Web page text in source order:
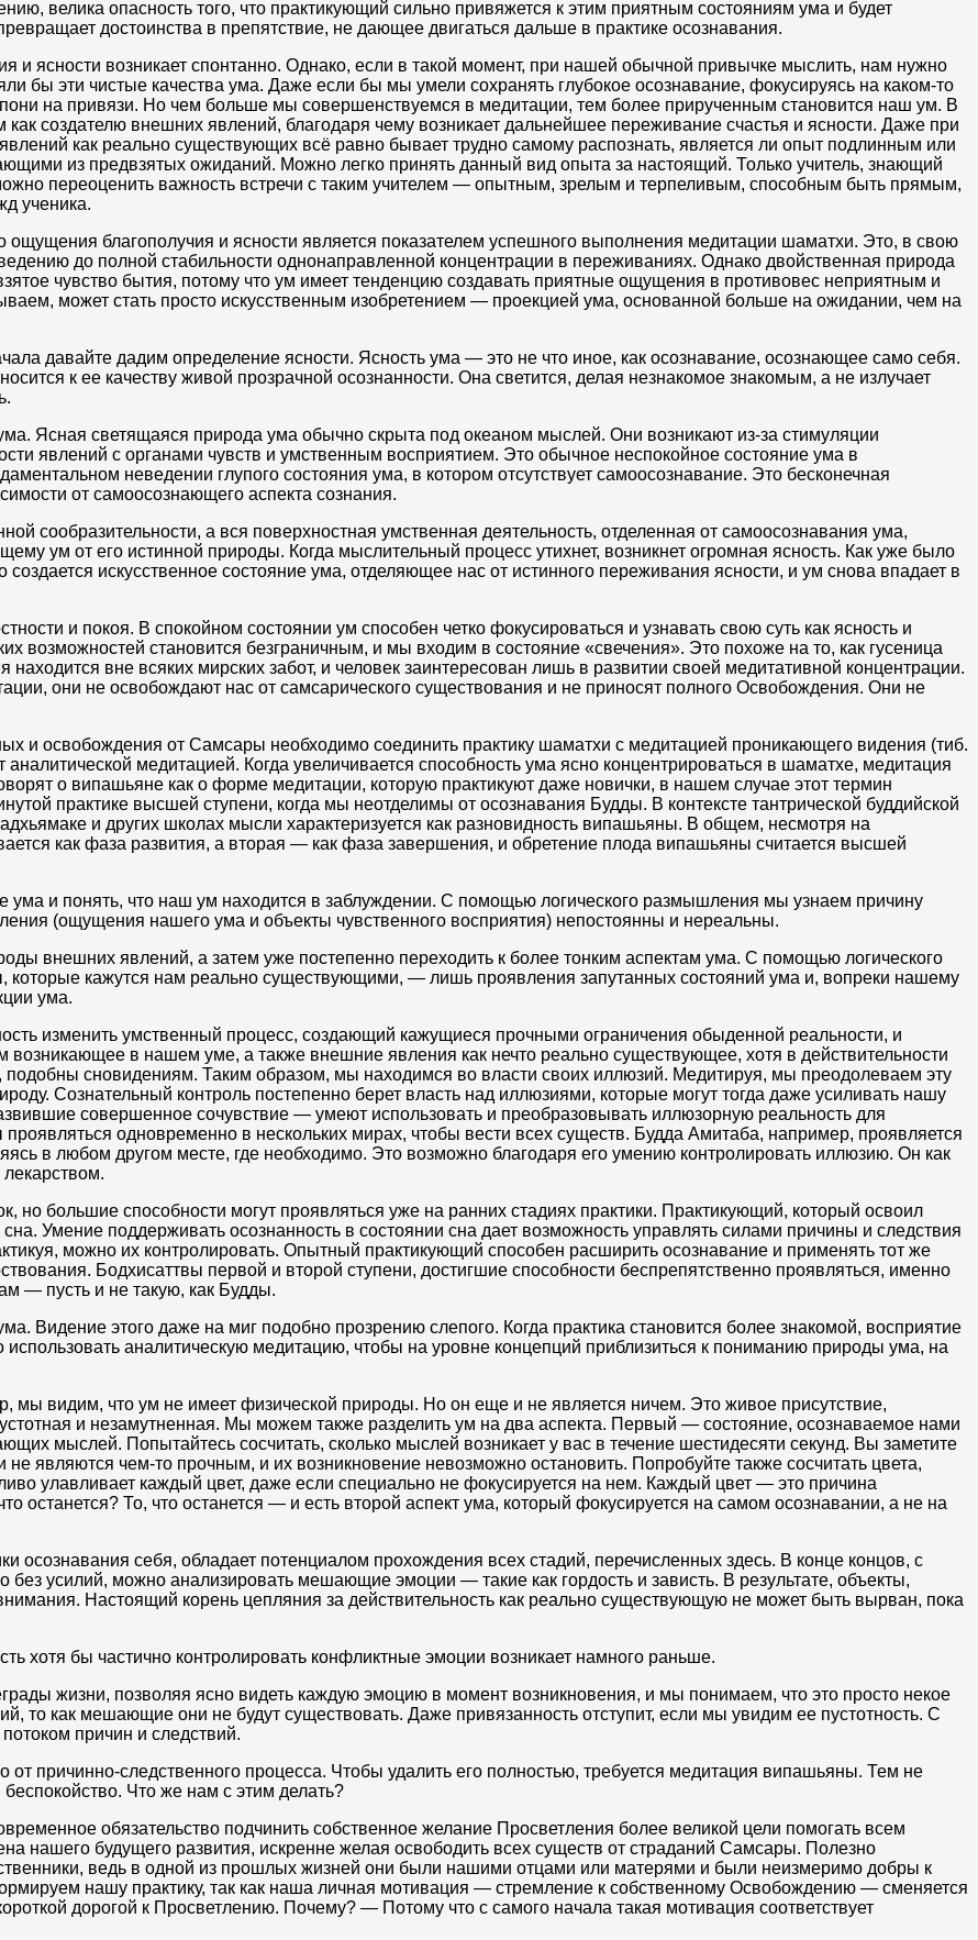
велика опасность того, что практикующий сильно привяжется к этим приятным состояниям ума и будет
достоинства в препятствие, не дающее двигаться дальше в практике осознавания.
и ясности возникает спонтанно. Однако, если в такой момент, при нашей обычной привычке мыслить, нам нужно
бы эти чистые качества ума. Даже если бы мы умели сохранять глубокое осознавание, фокусируясь на каком-то
на привязи. Но чем больше мы совершенствуемся в медитации, тем более прирученным становится наш ум. В
создателю внешних явлений, благодаря чему возникает дальнейшее переживание счастья и ясности. Даже при
как реально существующих всё равно бывает трудно самому распознать, является ли опыт подлинным или
из предвзятых ожиданий. Можно легко принять данный вид опыта за настоящий. Только учитель, знающий
переоценить важность встречи с таким учителем — опытным, зрелым и терпеливым, способным быть прямым,
ученика.
ощущения благополучия и ясности является показателем успешного выполнения медитации шаматхи. Это, в свою
до полной стабильности однонаправленной концентрации в переживаниях. Однако двойственная природа
чувство бытия, потому что ум имеет тенденцию создавать приятные ощущения в противовес неприятным и
может стать просто искусственным изобретением — проекцией ума, основанной больше на ожидании, чем на
давайте дадим определение ясности. Ясность ума — это не что иное, как осознавание, осознающее само себя.
к ее качеству живой прозрачной осознанности. Она светится, делая незнакомое знакомым, а не излучает
Ясная светящаяся природа ума обычно скрыта под океаном мыслей. Они возникают из-за стимуляции
явлений с органами чувств и умственным восприятием. Это обычное неспокойное состояние ума в
неведении глупого состояния ума, в котором отсутствует самоосознавание. Это бесконечная
от самоосознающего аспекта сознания.
сообразительности, а вся поверхностная умственная деятельность, отделенная от самоосознавания ума,
ум от его истинной природы. Когда мыслительный процесс утихнет, возникнет огромная ясность. Как уже было
создается искусственное состояние ума, отделяющее нас от истинного переживания ясности, и ум снова впадает в
и покоя. В спокойном состоянии ум способен четко фокусироваться и узнавать свою суть как ясность и
возможностей становится безграничным, и мы входим в состояние «свечения». Это похоже на то, как гусеница
вне всяких мирских забот, и человек заинтересован лишь в развитии своей медитативной концентрации.
они не освобождают нас от самсарического существования и не приносят полного Освобождения. Они не
и освобождения от Самсары необходимо соединить практику шаматхи с медитацией проникающего видения (тиб.
медитацией. Когда увеличивается способность ума ясно концентрироваться в шаматхе, медитация
о випашьяне как о форме медитации, которую практикуют даже новички, в нашем случае этот термин
практике высшей ступени, когда мы неотделимы от осознавания Будды. В контексте тантрической буддийской
и других школах мысли характеризуется как разновидность випашьяны. В общем, несмотря на
как фаза развития, а вторая — как фаза завершения, и обретение плода випашьяны считается высшей
ума и понять, что наш ум находится в заблуждении. С помощью логического размышления мы узнаем причину
(ощущения нашего ума и объекты чувственного восприятия) непостоянны и нереальны.
внешних явлений, а затем уже постепенно переходить к более тонким аспектам ума. С помощью логического
кажутся нам реально существующими, — лишь проявления запутанных состояний ума и, вопреки нашему
ума.
изменить умственный процесс, создающий кажущиеся прочными ограничения обыденной реальности, и
в нашем уме, а также внешние явления как нечто реально существующее, хотя в действительности
сновидениям. Таким образом, мы находимся во власти своих иллюзий. Медитируя, мы преодолеваем эту
Сознательный контроль постепенно берет власть над иллюзиями, которые могут тогда даже усиливать нашу
совершенное сочувствие — умеют использовать и преобразовывать иллюзорную реальность для
одновременно в нескольких мирах, чтобы вести всех существ. Будда Амитаба, например, проявляется
в любом другом месте, где необходимо. Это возможно благодаря его умению контролировать иллюзию. Он как
большие способности могут проявляться уже на ранних стадиях практики. Практикующий, который освоил
Умение поддерживать осознанность в состоянии сна дает возможность управлять силами причины и следствия
можно их контролировать. Опытный практикующий способен расширить осознавание и применять тот же
Бодхисаттвы первой и второй ступени, достигшие способности беспрепятственно проявляться, именно
— пусть и не такую, как Будды.
Видение этого даже на миг подобно прозрению слепого. Когда практика становится более знакомой, восприятие
аналитическую медитацию, чтобы на уровне концепций приблизиться к пониманию природы ума, на
мы видим, что ум не имеет физической природы. Но он еще и не является ничем. Это живое присутствие,
и незамутненная. Мы можем также разделить ум на два аспекта. Первый — состояние, осознаваемое нами
мыслей. Попытайтесь сосчитать, сколько мыслей возникает у вас в течение шестидесяти секунд. Вы заметите
чем-то прочным, и их возникновение невозможно остановить. Попробуйте также сосчитать цвета,
улавливает каждый цвет, даже если специально не фокусируется на нем. Каждый цвет — это причина
То, что останется — и есть второй аспект ума, который фокусируется на самом осознавании, а не на
осознавания себя, обладает потенциалом прохождения всех стадий, перечисленных здесь. В конце концов, с
усилий, можно анализировать мешающие эмоции — такие как гордость и зависть. В результате, объекты,
Настоящий корень цепляния за действительность как реально существующую не может быть вырван, пока
хотя бы частично контролировать конфликтные эмоции возникает намного раньше.
жизни, позволяя ясно видеть каждую эмоцию в момент возникновения, и мы понимаем, что это просто некое
то как мешающие они не будут существовать. Даже привязанность отступит, если мы увидим ее пустотность. С
причин и следствий.
причинно-следственного процесса. Чтобы удалить его полностью, требуется медитация випашьяны. Тем не
Что же нам с этим делать?
обязательство подчинить собственное желание Просветления более великой цели помогать всем
нашего будущего развития, искренне желая освободить всех существ от страданий Cамсары. Полезно
ведь в одной из прошлых жизней они были нашими отцами или матерями и были неизмеримо добры к
нашу практику, так как наша личная мотивация — стремление к собственному Освобождению — сменяется
дорогой к Просветлению. Почему? — Потому что с самого начала такая мотивация соответствует